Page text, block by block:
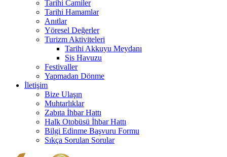
Tarihi Camiler
Tarihi Hamamlar
Anıtlar
Yöresel Değerler
Turizm Aktiviteleri
Tarihi Akkuyu Meydanı
Sis Havuzu
Festivaller
Yapmadan Dönme
İletişim
Bize Ulaşın
Muhtarlıklar
Zabıta İhbar Hattı
Halk Otobüsü İhbar Hattı
Bilgi Edinme Başvuru Formu
Sıkça Sorulan Sorular